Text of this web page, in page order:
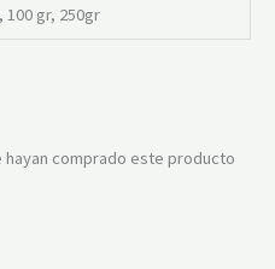
100 gr, 250gr
comprado este producto